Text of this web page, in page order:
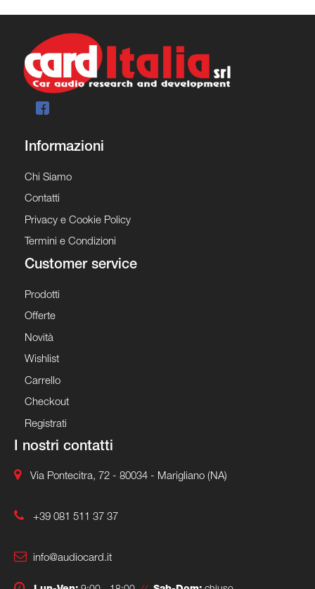
Informazioni
Chi Siamo
Contatti
Privacy e Cookie Policy
Termini e Condizioni
Customer service
Prodotti
Offerte
Novità
Wishlist
Carrello
Checkout
Registrati
I nostri contatti
Via Pontecitra, 72 - 80034 - Marigliano (NA)
+39 081 511 37 37
info@audiocard.it